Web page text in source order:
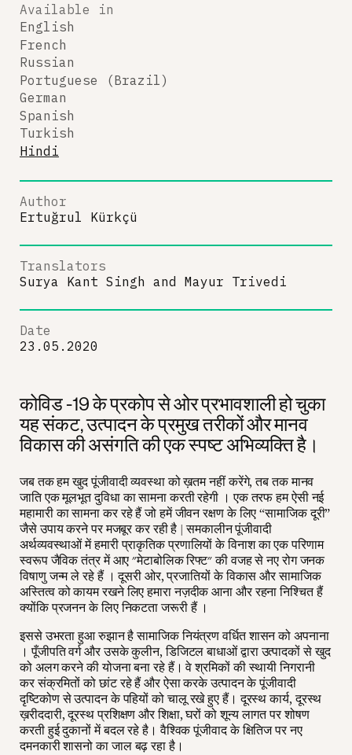
कोविड -19 के प्रकोप से ओर प्रभावशाली हो चुका
यह संकट, उत्पादन के प्रमुख तरीकों और मानव
विकास की असंगति की एक स्पष्ट अभिव्यक्ति है।
जब तक हम खुद पूंजीवादी व्यवस्था को ख़तम नहीं करेंगे, तब तक मानव
जाति एक मूलभूत दुविधा का सामना करती रहेगी । एक तरफ हम ऐसी नई
महामारी का सामना कर रहे हैं जो हमें जीवन रक्षण के लिए “सामाजिक दूरी”
जैसे उपाय करने पर मजबूर कर रही है | समकालीन पूंजीवादी
अर्थव्यवस्थाओं में हमारी प्राकृतिक प्रणालियों के विनाश का एक परिणाम
स्वरूप जैविक तंत्र में आए "मेटाबोलिक रिफ्ट" की वजह से नए रोग जनक
विषाणु जन्म ले रहे हैं । दूसरी ओर, प्रजातियों के विकास और सामाजिक
अस्तित्व को कायम रखने लिए हमारा नज़दीक आना और रहना निश्चित हैं
क्योंकि प्रजनन के लिए निकटता जरूरी हैं ।
इससे उभरता हुआ रुझान है सामाजिक नियंत्रण वर्धित शासन को अपनाना
। पूँजीपति वर्ग और उसके कुलीन, डिजिटल बाधाओं द्वारा उत्पादकों से खुद
को अलग करने की योजना बना रहे हैं। वे श्रमिकों की स्थायी निगरानी
कर संक्रमितों को छांट रहे हैं और ऐसा करके उत्पादन के पूंजीवादी
दृष्टिकोण से उत्पादन के पहियों को चालू रखे हुए हैं। दूरस्थ कार्य, दूरस्थ
ख़रीददारी, दूरस्थ प्रशिक्षण और शिक्षा, घरों को शून्य लागत पर शोषण
करती हुई दुकानों में बदल रहे है। वैश्विक पूंजीवाद के क्षितिज पर नए
दमनकारी शासनो का जाल बढ़ रहा है।
Available in
English
French
Russian
Portuguese (Brazil)
German
Spanish
Turkish
Hindi
Author
Ertuğrul Kürkçü
Translators
Surya Kant Singh and Mayur Trivedi
Date
23.05.2020